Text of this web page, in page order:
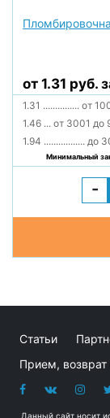
от 1.31 руб.
1.31 ............... от
1.46 ... от 3001 до
1.94 ................. до
Минимальный
-
Статьи
Прием,
Данный сайт носит